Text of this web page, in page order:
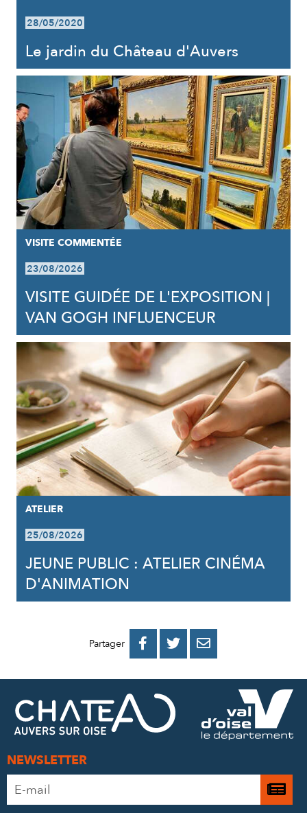
28/05/2020
Le jardin du Château d'Auvers
VISITE COMMENTÉE
23/08/2026
VISITE GUIDÉE DE L'EXPOSITION |
VAN GOGH INFLUENCEUR
ATELIER
25/08/2026
JEUNE PUBLIC : ATELIER CINÉMA
D'ANIMATION
Partager 
PARTAGER
FACEBOOK
PARTAGER
PARTAGER
MAIL
NEWSLETTER
Adresse
e-
Je